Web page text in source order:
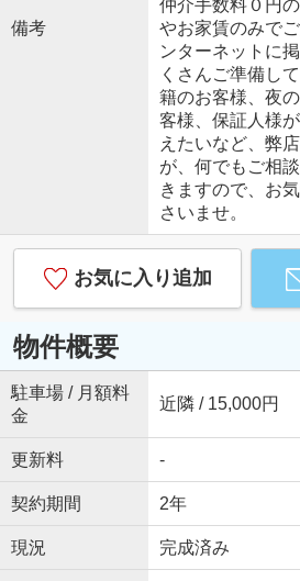
備考
仲介手数料０円
やお家賃のみで
ンターネットに
くさんご準備し
籍のお客様、夜
客様、保証人様
えたいなど、弊
が、何でもご相
きますので、お
さいませ。
お気に入り追加
物件概要
駐車場 / 月額料
金
近隣 / 15,000円
更新料 -
契約期間 2年
現況 完成済み